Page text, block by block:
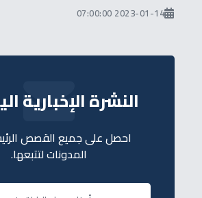
2023-01-14 07:00:00
النشرة الإخبارية
احصل على جميع القصص
المدونات لتتبعها.